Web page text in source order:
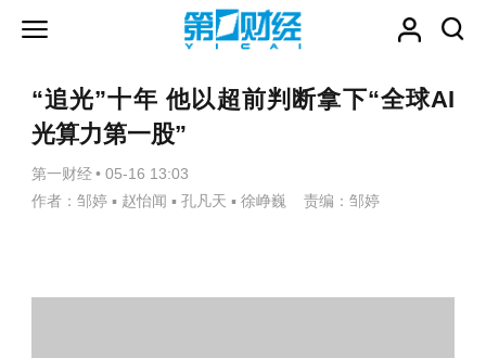
“追光”十年 他以超前判断拿下“全球AI
光算力第一股”
第一财经 • 05-16 13:03
作者：邹婷 ▪ 赵怡闻 ▪ 孔凡天 ▪ 徐峥巍 责编：邹婷